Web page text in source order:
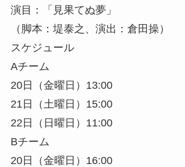
演目：「見果てぬ夢」
（脚本：堤泰之、演出：倉田操）
スケジュール
Aチーム
20日（金曜日）13:00
21日（土曜日）15:00
22日（日曜日）11:00
Bチーム
20日（金曜日）16:00